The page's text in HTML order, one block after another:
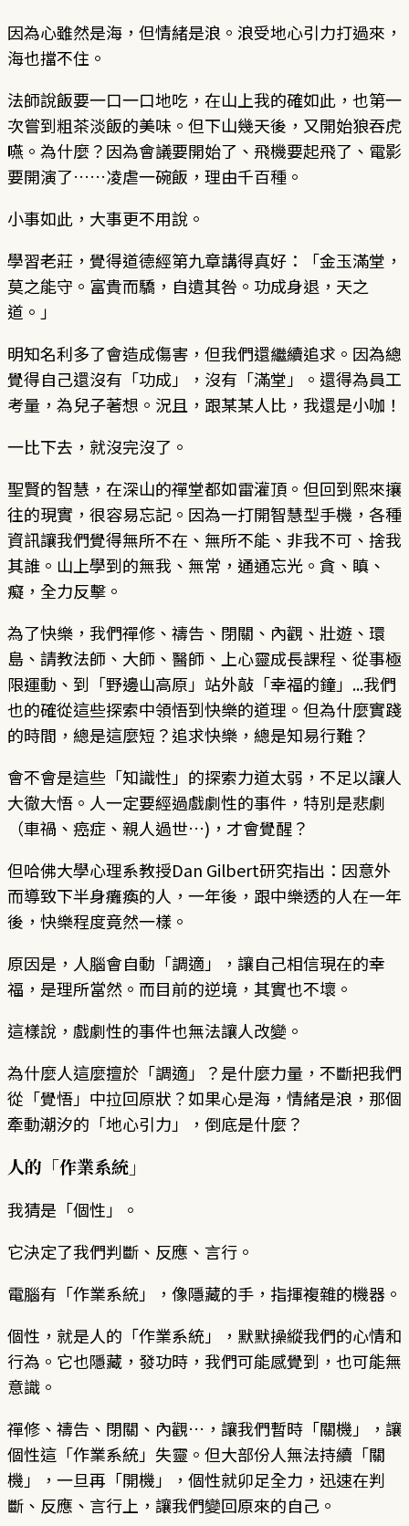
因為心雖然是海，但情緒是浪。浪受地心引力打過來，
海也擋不住。
法師說飯要一口一口地吃，在山上我的確如此，也第一
次嘗到粗茶淡飯的美味。但下山幾天後，又開始狼吞虎
嚥。為什麼？因為會議要開始了、飛機要起飛了、電影
要開演了……凌虐一碗飯，理由千百種。
小事如此，大事更不用說。
學習老莊，覺得道德經第九章講得真好：「金玉滿堂，
莫之能守。富貴而驕，自遺其咎。功成身退，天之
道。」
明知名利多了會造成傷害，但我們還繼續追求。因為總
覺得自己還沒有「功成」，沒有「滿堂」。還得為員工
考量，為兒子著想。況且，跟某某人比，我還是小咖！
一比下去，就沒完沒了。
聖賢的智慧，在深山的禪堂都如雷灌頂。但回到熙來攘
往的現實，很容易忘記。因為一打開智慧型手機，各種
資訊讓我們覺得無所不在、無所不能、非我不可、捨我
其誰。山上學到的無我、無常，通通忘光。貪、瞋、
癡，全力反擊。
為了快樂，我們禪修、禱告、閉關、內觀、壯遊、環
島、請教法師、大師、醫師、上心靈成長課程、從事極
限運動、到「野邊山高原」站外敲「幸福的鐘」...我們
也的確從這些探索中領悟到快樂的道理。但為什麼實踐
的時間，總是這麼短？追求快樂，總是知易行難？
會不會是這些「知識性」的探索力道太弱，不足以讓人
大徹大悟。人一定要經過戲劇性的事件，特別是悲劇
（車禍、癌症、親人過世…)，才會覺醒？
但哈佛大學心理系教授Dan Gilbert研究指出：因意外
而導致下半身癱瘓的人，一年後，跟中樂透的人在一年
後，快樂程度竟然一樣。
原因是，人腦會自動「調適」，讓自己相信現在的幸
福，是理所當然。而目前的逆境，其實也不壞。
這樣說，戲劇性的事件也無法讓人改變。
為什麼人這麼擅於「調適」？是什麼力量，不斷把我們
從「覺悟」中拉回原狀？如果心是海，情緒是浪，那個
牽動潮汐的「地心引力」，倒底是什麼？
人的「作業系統」
我猜是「個性」。
它決定了我們判斷、反應、言行。
電腦有「作業系統」，像隱藏的手，指揮複雜的機器。
個性，就是人的「作業系統」，默默操縱我們的心情和
行為。它也隱藏，發功時，我們可能感覺到，也可能無
意識。
禪修、禱告、閉關、內觀…，讓我們暫時「關機」，讓
個性這「作業系統」失靈。但大部份人無法持續「關
機」，一旦再「開機」，個性就卯足全力，迅速在判
斷、反應、言行上，讓我們變回原來的自己。